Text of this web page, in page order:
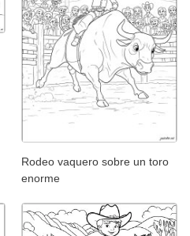
Rodeo vaquero sobre un toro
enorme